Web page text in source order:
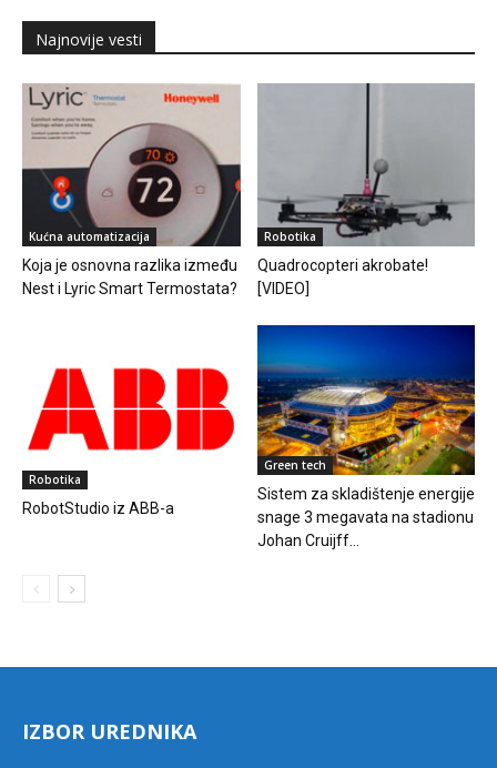
Najnovije vesti
Kućna automatizacija
Koja je osnovna razlika između
Nest i Lyric Smart Termostata?
Robotika
Quadrocopteri akrobate!
[VIDEO]
Robotika
RobotStudio iz ABB-a
Green tech
Sistem za skladištenje energije
snage 3 megavata na stadionu
Johan Cruijff...
IZBOR UREDNIKA